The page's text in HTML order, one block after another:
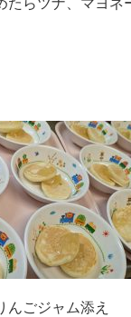
ツナ、マヨネー
ごジャム添え